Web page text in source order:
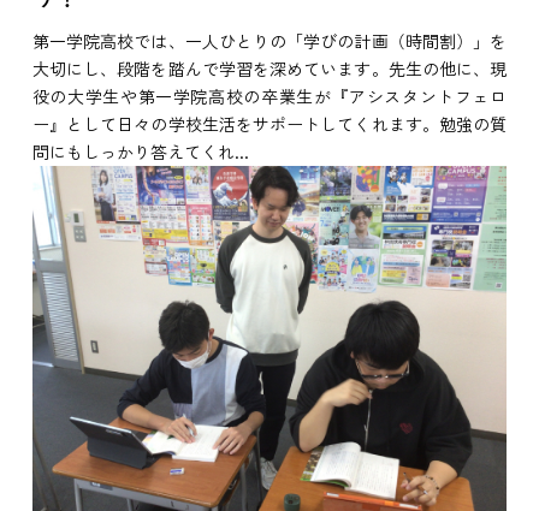
第一学院高校では、一人ひとりの「学びの計画（時間割）」を
大切にし、段階を踏んで学習を深めています。先生の他に、現
役の大学生や第一学院高校の卒業生が『アシスタントフェロ
ー』として日々の学校生活をサポートしてくれます。勉強の質
問にもしっかり答えてくれ...